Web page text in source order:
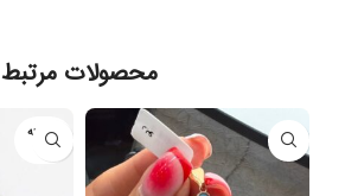
محصولات مرتبط
فروخته
شده